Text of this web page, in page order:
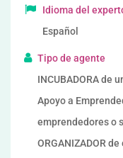
Idioma del
Español
Tipo de agente
INCUBADORA de
Apoyo a
emprendedores o
ORGANIZADOR